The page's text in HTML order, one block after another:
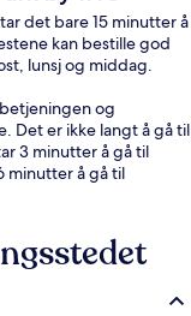
det bare 15 minutter å
kan bestille god
lunsj og middag.
og
Det er ikke langt å gå til
3 minutter å gå til
minutter å gå til